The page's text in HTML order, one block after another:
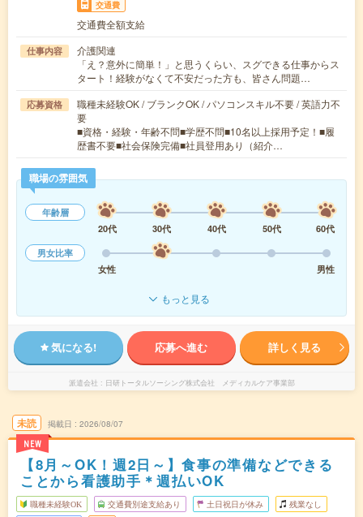
交通費
交通費全額支給
仕事内容
介護関連
「え？意外に簡単！」と思うくらい、スグできる仕事からス
タート！経験がなくて不安だった方も、皆さん問題…
応募資格
職種未経験OK / ブランクOK / パソコンスキル不要 / 英語力不
要
■資格・経験・年齢不問■学歴不問■10名以上採用予定！■履
歴書不要■社会保険完備■社員登用あり（紹介…
職場の雰囲気
年齢層
20代
30代 40代 50代
60代
男女比率
女性
男性
もっと見る
気になる! 応募へ進む 詳しく見る
派遣会社 日研トータルソーシング株式会社 メディカルケア事業部
未読
NEW
掲載日 2026/08/07
【8月～OK！週2日～】食事の準備などできる
ことから看護助手＊週払いOK
職種未経験OK 交通費別途支給あり 土日祝日が休み 残業なし